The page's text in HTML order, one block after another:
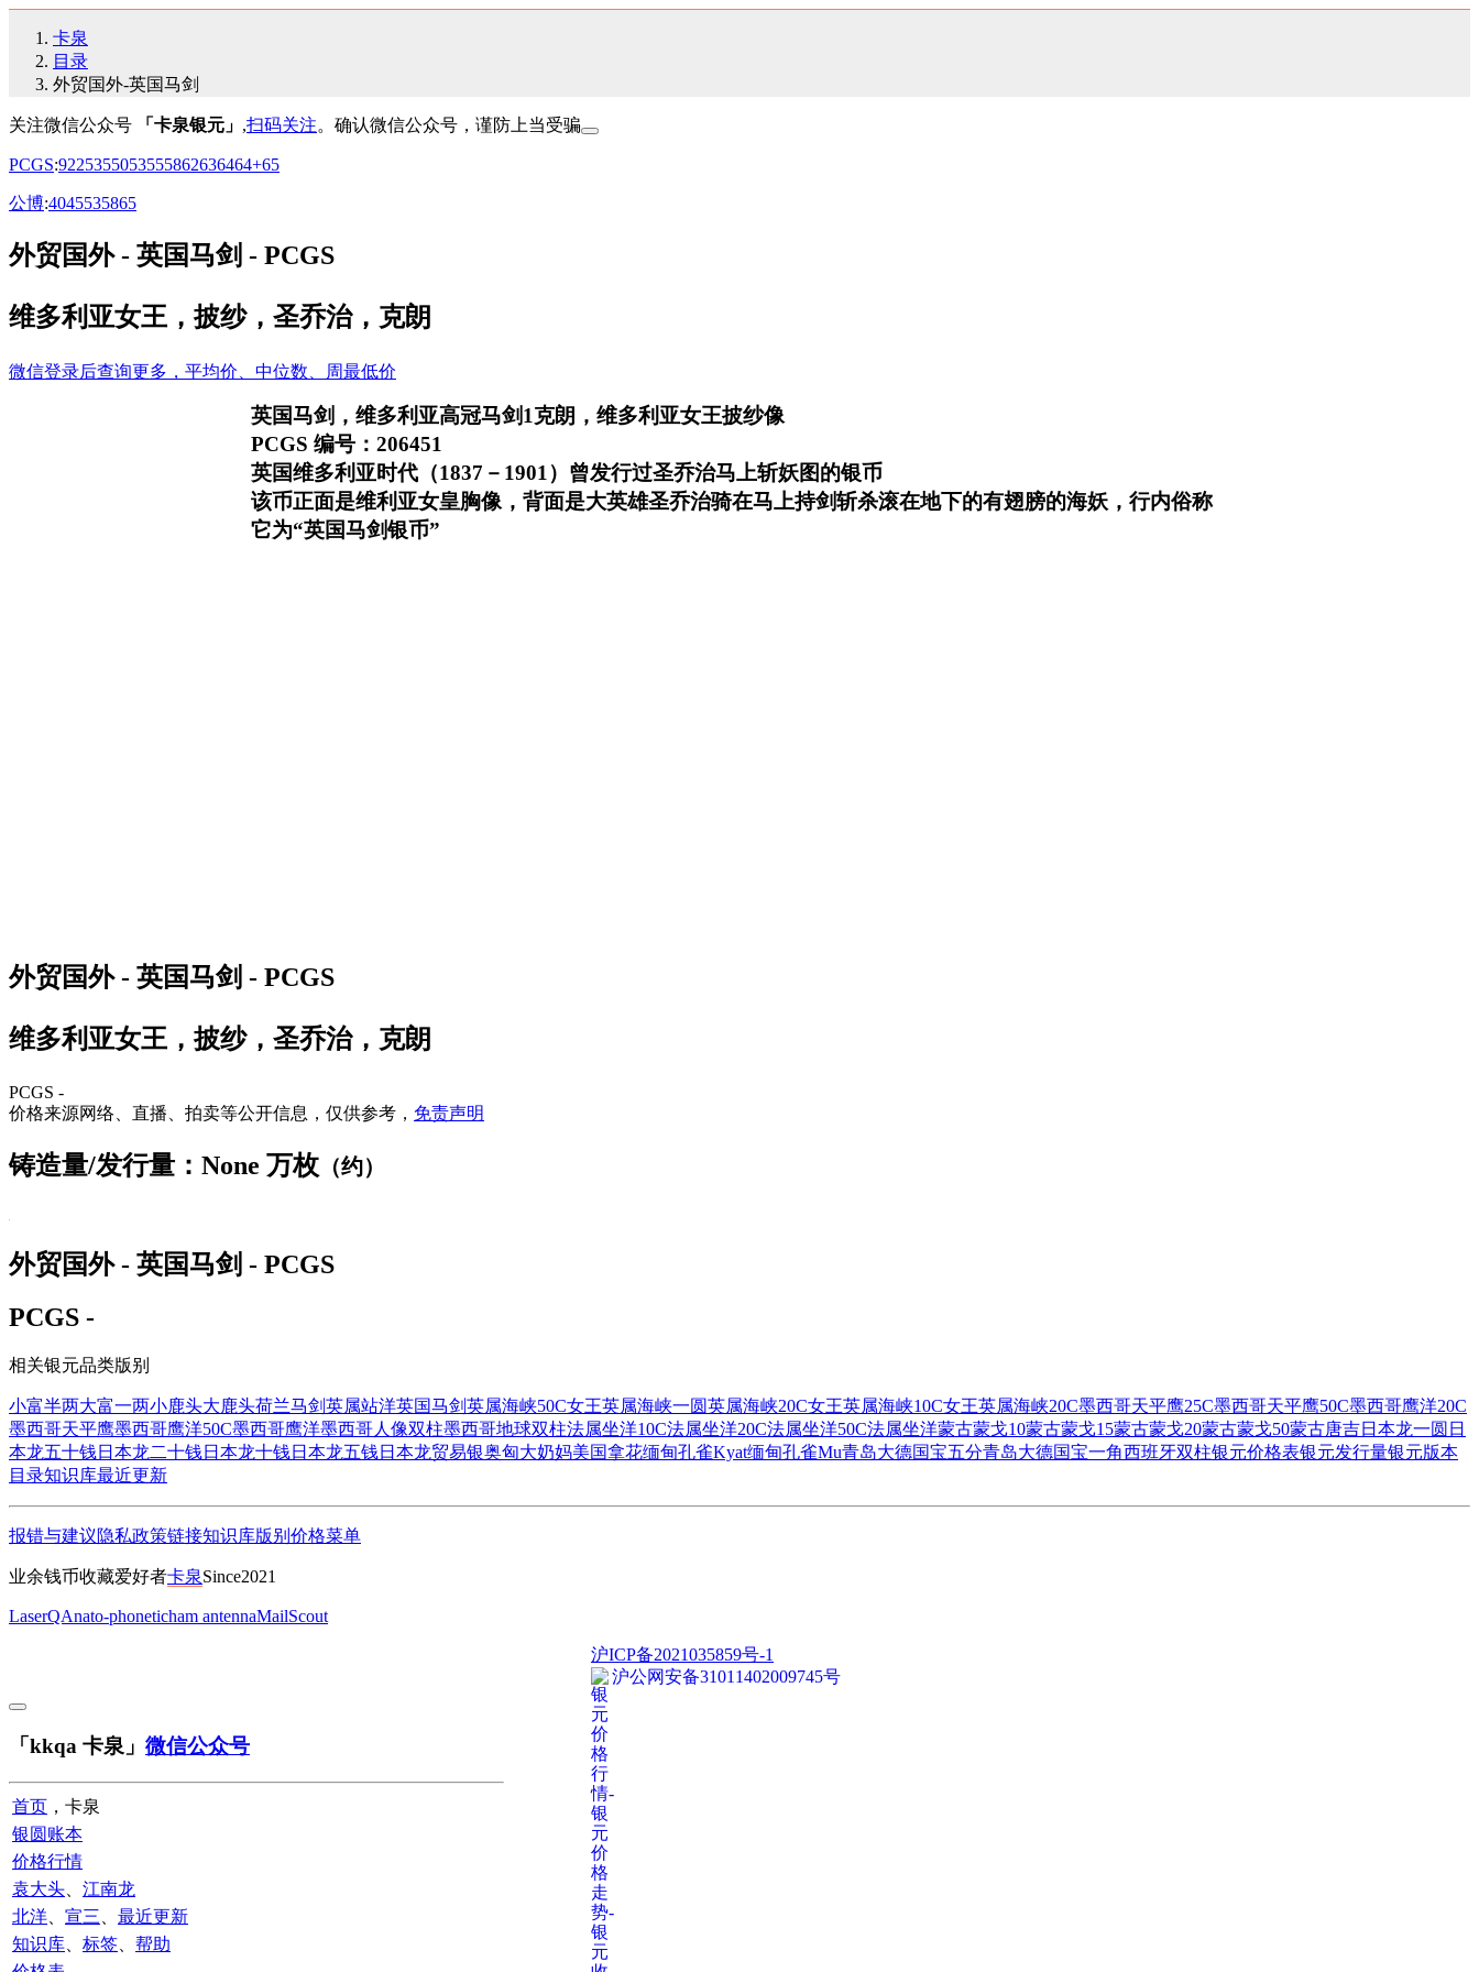
卡泉
目录
外贸国外-英国马剑
关注微信公众号 「卡泉银元」 ,扫码关注。确认微信公众号，谨防上当受骗
PCGS:9225355053555862636464+65
公博:4045535865
外贸国外 - 英国马剑 - PCGS
维多利亚女王，披纱，圣乔治，克朗
微信登录后查询更多，平均价、中位数、周最低价
英国马剑，维多利亚高冠马剑1克朗，维多利亚女王披纱像
PCGS 编号：206451
英国维多利亚时代（1837－1901）曾发行过圣乔治马上斩妖图的银币
该币正面是维利亚女皇胸像，背面是大英雄圣乔治骑在马上持剑斩杀滚在地下的有翅膀的海妖，行内俗称
它为“英国马剑银币”
外贸国外 - 英国马剑 - PCGS
维多利亚女王，披纱，圣乔治，克朗
PCGS -
价格来源网络、直播、拍卖等公开信息，仅供参考， 免责声明
铸造量/发行量：None 万枚 （约）
外贸国外 - 英国马剑 - PCGS
PCGS -
相关银元品类版别
小富半两大富一两小鹿头大鹿头荷兰马剑英属站洋英国马剑英属海峡50C女王英属海峡一圆英属海峡20C女王英属海峡10C女王英属海峡20C墨西哥天平鹰25C墨西哥天平鹰50C墨西哥鹰洋20C
墨西哥天平鹰墨西哥鹰洋50C墨西哥鹰洋墨西哥人像双柱墨西哥地球双柱法属坐洋10C法属坐洋20C法属坐洋50C法属坐洋蒙古蒙戈10蒙古蒙戈15蒙古蒙戈20蒙古蒙戈50蒙古唐吉日本龙一圆 日
本龙五十钱日本龙二十钱日本龙十钱日本龙五钱日本龙贸易银奥匈大奶妈美国拿花缅甸孔雀Kyat缅甸孔雀Mu青岛大德国宝五分青岛大德国宝一角西班牙双柱银元价格表银元发行量银元版本
目录知识库最近更新
报错与建议隐私政策链接知识库版别 价格菜单
业余钱币收藏爱好者卡泉Since2021
LaserQAnato-phoneticham antennaMailScout
沪ICP备2021035859号-1
沪公网安备31011402009745号
「kkqa 卡泉」 微信公众号
首页 ，卡泉
银圆账本
价格行情
袁大头
江南龙
北洋
宣三
最近更新
知识库
标签
帮助